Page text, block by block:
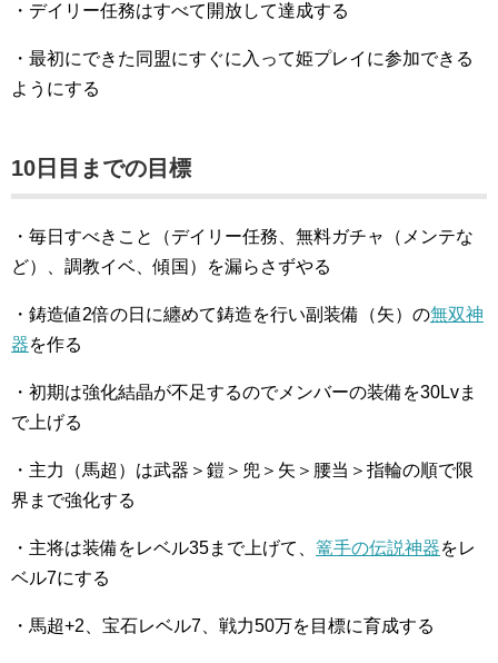
・デイリー任務はすべて開放して達成する
・最初にできた同盟にすぐに入って姫プレイに参加できる
ようにする
10日目までの目標
・毎日すべきこと（デイリー任務、無料ガチャ（メンテな
ど）、調教イベ、傾国）を漏らさずやる
・鋳造値2倍の日に纏めて鋳造を行い副装備（矢）の無双神
器を作る
・初期は強化結晶が不足するのでメンバーの装備を30Lvま
で上げる
・主力（馬超）は武器＞鎧＞兜＞矢＞腰当＞指輪の順で限
界まで強化する
・主将は装備をレベル35まで上げて、 篭手の伝説神器をレ
ベル7にする
・馬超+2、宝石レベル7、戦力50万を目標に育成する